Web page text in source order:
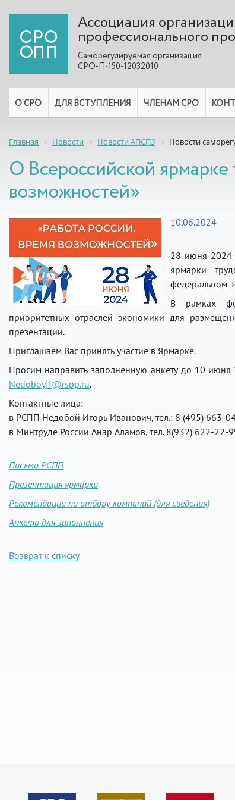
Ассоциация
профессионального
Саморегулируемая организация
СРО-П-150-12032010
О СРО ДЛЯ ВСТУПЛЕНИЯ ЧЛЕНАМ СРО
Главная Новости Новости АПСПЗ Новости
О Всероссийской ярмарке
возможностей»
10.06.2024
28 июня 2024
ярмарки
федеральном
В рамках
приоритетных отраслей экономики для
презентации.
Приглашаем Вас принять участие в Ярмарке.
Просим направить заполненную анкету до 10
NedoboyII@rspp.ru.
Контактные лица:
в РСПП Недобой Игорь Иванович, тел.: 8 (495) 663-
в Минтруде России Анар Аламов, тел. 8(932) 622-22-
Письмо РСПП
Презентация ярмарки
Рекомендации по отбору компаний (для сведения)
Анкета для заполнения
Возврат к списку